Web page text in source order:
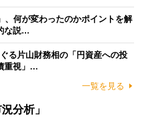
、何が変わったのかポイントを解
な説…
る片山財務相の「円資産への投
重視」…
一覧を見る
分析」